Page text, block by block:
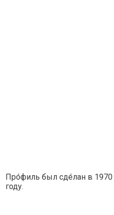
Про́филь был сде́лан в 1970
году.